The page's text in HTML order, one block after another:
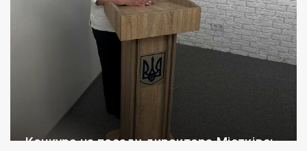
Конкурс на посаду директора Містківського ліцею